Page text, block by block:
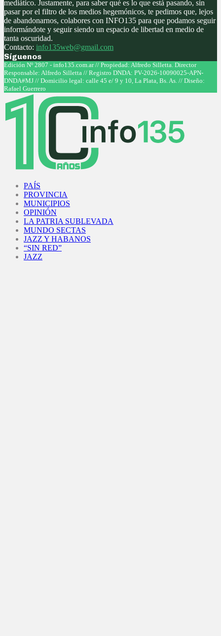
mediático. Justamente, para saber qué es lo que está pasando, sin
pasar por el filtro de los medios hegemónicos, te pedimos que, lejos
de abandonarnos, colabores con INFO135 para que podamos seguir
informándote y seguir siendo un espacio de libertad en medio de
tanta oscuridad.
Contacto: info135web@gmail.com
Síguenos
Facebook
Twitter
Instagram
Youtube
Edición Nº 2807 - info135.com.ar // Propiedad: Alfredo Silletta. Director
Responsable: Alfredo Silletta // Registro DNDA: PV-2026-10090025-APN-
DNDA#MJ // Domicilio legal: calle 45 e/ 9 y 10, La Plata, Bs. As. // Diseño:
Rafael Guerrero
PAÍS
PROVINCIA
MUNICIPIOS
OPINIÓN
LA PATRIA SUBLEVADA
MUNDO SECTAS
JAZZ Y HABANOS
“SIN RED”
JAZZ